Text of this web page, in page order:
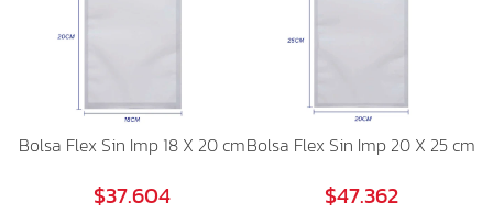
Bolsa Flex Sin Imp 18 X 20 cm
$37.604
Bolsa Flex Sin Imp 20 X 25 cm
$47.362